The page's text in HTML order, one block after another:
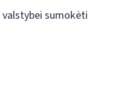
valstybei sumokėti